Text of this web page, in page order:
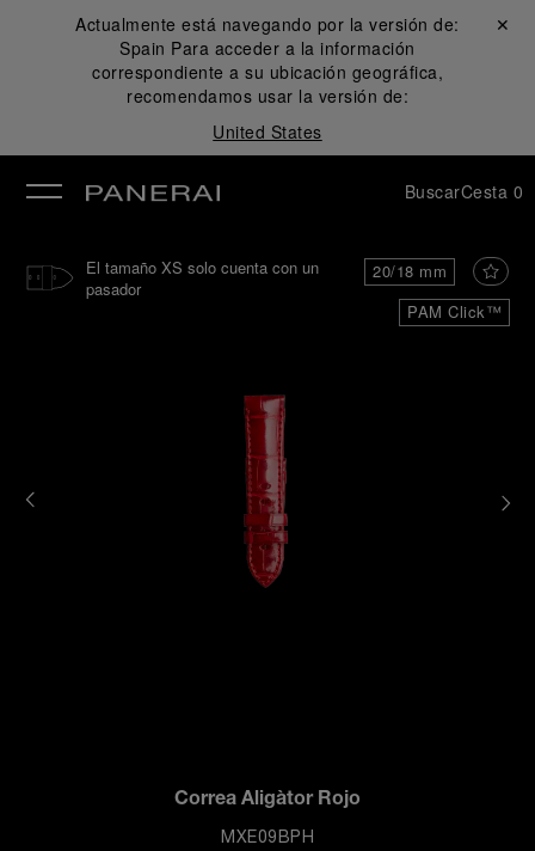
Actualmente está navegando por la versión de:
Spain Para acceder a la información
correspondiente a su ubicación geográfica,
recomendamos usar la versión de:
United States
Cerrar ✕
BuscarCesta 0
PAM Click™
20/18 mm
El tamaño XS solo cuenta con un
pasador
Correa Aligàtor Rojo
MXE09BPH